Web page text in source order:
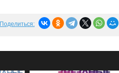
Поделиться: